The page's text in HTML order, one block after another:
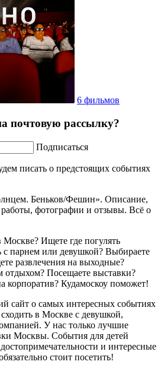
6 фильмов
почтовую рассылку?
Подписаться
писать о предстоящих событиях
Беньков/Фешин». Описание,
фотографии и отзывы. Всё о
Москве? Ищете где погулять
с парнем или девушкой? Выбираете
развлечения на выходные?
отдыхом? Посещаете выставки?
корпоратив? Кудамоскоу поможет!
сайт о самых интересных событиях
в Москве с девушкой,
У нас только лучшие
Москвы. События для детей
и интересные
стоит посетить!